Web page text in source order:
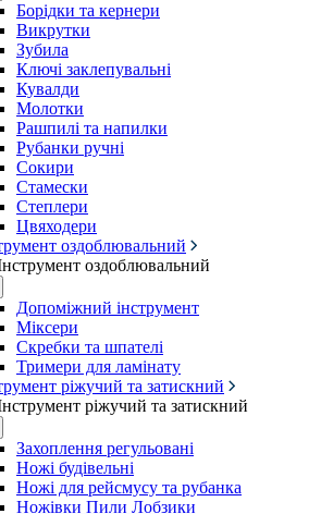
Борідки та кернери
Викрутки
Зубила
Ключі заклепувальні
Кувалди
Молотки
Рашпилі та напилки
Рубанки ручні
Сокири
Стамески
Степлери
Цвяходери
оздоблювальний
оздоблювальний
Допоміжний інструмент
Міксери
Скребки та шпателі
Тримери для ламінату
ріжучий та затискний
ріжучий та затискний
Захоплення регульовані
Ножі будівельні
Ножі для рейсмусу та рубанка
Ножівки Пили Лобзики